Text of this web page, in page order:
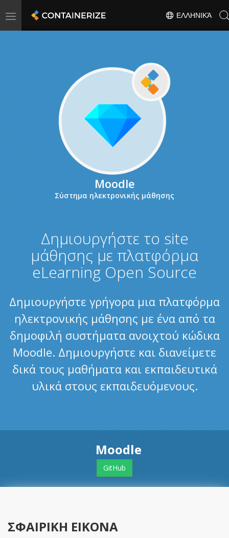
Toggle
ΕΛΛΗΝΙΚΆ
Moodle
Σύστημα ηλεκτρονικής μάθησης
Δημιουργήστε το site
μάθησης με πλατφόρμα
eLearning Open Source
Δημιουργήστε γρήγορα μια πλατφόρμα
ηλεκτρονικής μάθησης με ένα από τα
δημοφιλή συστήματα ανοιχτού κώδικα
Moodle. Δημιουργήστε και διανείμετε
δικά τους μαθήματα και εκπαιδευτικά
υλικά στους εκπαιδευόμενους.
Moodle
GitHub
ΣΦΑΙΡΙΚΗ ΕΙΚΟΝΑ